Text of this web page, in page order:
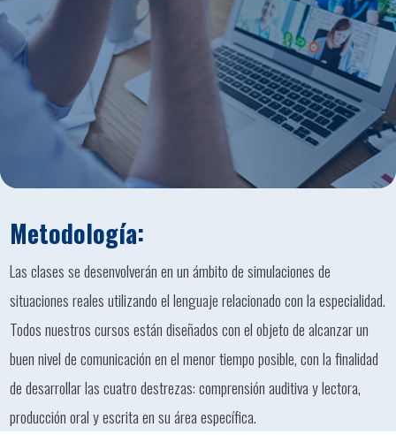
Metodología:
Las clases se desenvolverán en un ámbito de simulaciones de
situaciones reales utilizando el lenguaje relacionado con la especialidad.
Todos nuestros cursos están diseñados con el objeto de alcanzar un
buen nivel de comunicación en el menor tiempo posible, con la finalidad
de desarrollar las cuatro destrezas: comprensión auditiva y lectora,
producción oral y escrita en su área específica.